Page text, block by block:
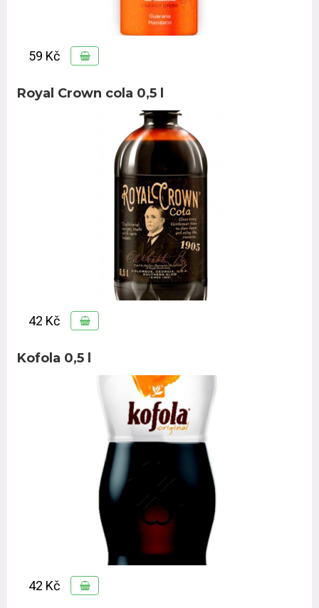
59 Kč
Royal Crown cola 0,5 l
42 Kč
Kofola 0,5 l
42 Kč